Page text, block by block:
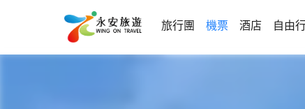
旅行團 機票 酒店 自由